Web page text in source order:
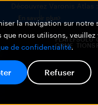
la navigation sur notre
nous utilisons,
de confidentialité.
Refuser
Découvrez Varonis
En savoir plus
PLATEF
ORME
SOLU
TIONS